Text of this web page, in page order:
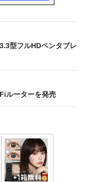
型フルHDペンタブレ
ルーターを発売